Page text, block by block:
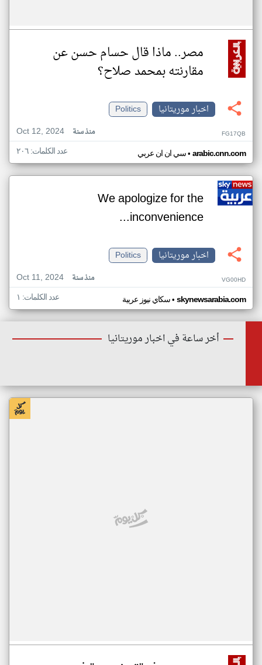
مصر.. ماذا قال حسام حسن عن
مقارنته بمحمد صلاح؟
اخبار موريتانيا
Politics
Oct 12, 2024
منذ سنة FG17QB
سي ان ان عربي• arabic.cnn.com عدد الكلمات: ٢٠٦
We apologize for the
inconvenience...
اخبار موريتانيا
Politics
Oct 11, 2024
منذ سنة VG00HD
سكاي نيوز عربية• skynewsarabia.com عدد الكلمات: ١
أخر ساعة في اخبار موريتانيا